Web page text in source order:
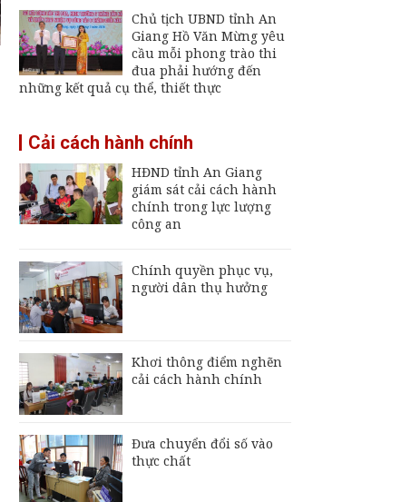
Đại tá Nguyễn Việt
Thắng nhận nhiệm vụ
Chính ủy Bộ Chỉ huy
Quân sự tỉnh An
Giang
Bộ - An Giang
Chủ tịch UBND tỉnh An
Giang Hồ Văn Mừng yêu
cầu mỗi phong trào thi
đua phải hướng đến
những kết quả cụ thể, thiết thực
Cải cách hành chính
HĐND tỉnh An Giang
giám sát cải cách hành
chính trong lực lượng
công an
Chính quyền phục vụ,
người dân thụ hưởng
Khơi thông điểm nghẽn
cải cách hành chính
Đưa chuyển đổi số vào
thực chất